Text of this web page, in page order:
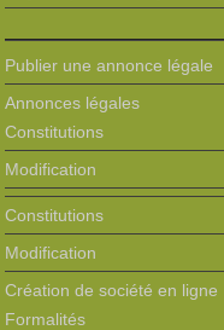
Publier une annonce légale
Annonces légales
Constitutions
Modification
Constitutions
Modification
Création de société en ligne
Formalités